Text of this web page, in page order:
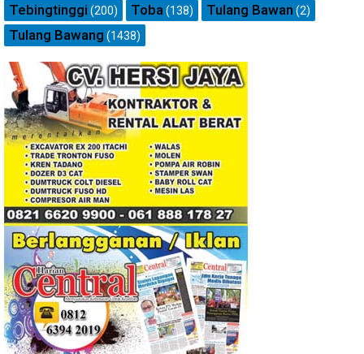
Tebingtinggi (200) Toba (138) Tulang Bawan (2)
Tulang Bawang (1438)